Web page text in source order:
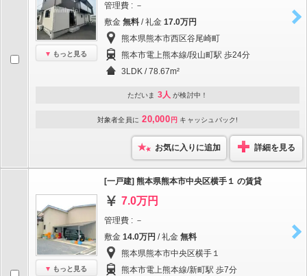
もっと見る
管理費 : －
敷金 無料 / 礼金 17.0万円
熊本県熊本市西区谷尾崎町
熊本市電上熊本線/段山町駅 歩24分
3LDK / 78.67m²
ただいま 3人 が検討中！
対象者全員に 20,000 円 キャッシュバック!
お気に入りに追加 詳細を見る
もっと見る
[一戸建] 熊本県熊本市中央区横手１ の賃貸
7.0万円
管理費 : －
敷金 14.0万円 / 礼金 無料
熊本県熊本市中央区横手１
熊本市電上熊本線/新町駅 歩7分